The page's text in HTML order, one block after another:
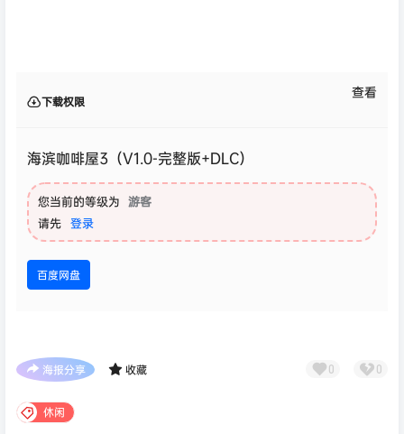
下载权限
查看
海滨咖啡屋3（V1.0-完整版+DLC）
您当前的等级为 游客
请先 登录
百度网盘
海报分享 收藏 0 0
休闲